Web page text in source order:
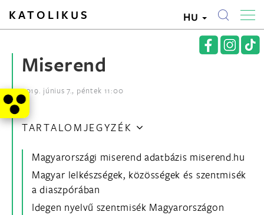
KATOLIKUS HU
Miserend
2019. június 7., péntek 11:00
TARTALOMJEGYZÉK
Magyarországi miserend adatbázis miserend.hu
Magyar lelkészségek, közösségek és szentmisék
a diaszpórában
Idegen nyelvű szentmisék Magyarországon